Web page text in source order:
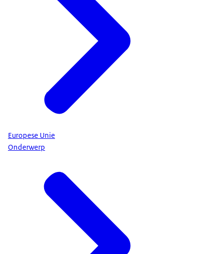
Europese Unie
Onderwerp